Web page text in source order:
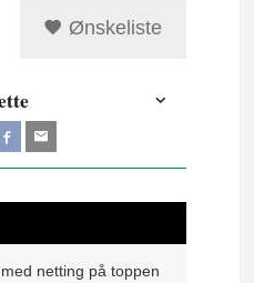
Ønskeliste
netting på toppen